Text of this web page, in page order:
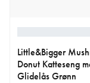
Little&Bigger
Donut Katteseng
Glidelås Grønn